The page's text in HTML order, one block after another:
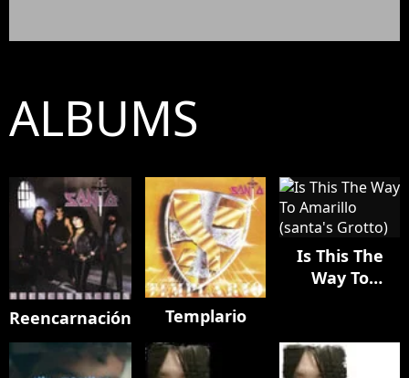
ALBUMS
Reencarnación Templario
Is This The
Way To
Grotto)